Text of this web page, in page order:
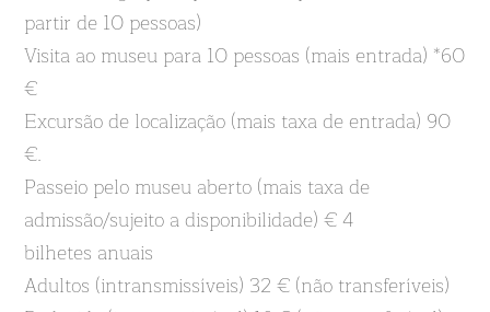
partir de 10 pessoas)
Visita ao museu para 10 pessoas (mais entrada) *60
€
Excursão de localização (mais taxa de entrada) 90
€.
Passeio pelo museu aberto (mais taxa de
admissão/sujeito a disponibilidade) € 4
bilhetes anuais
Adultos (intransmissíveis) 32 € (não transferíveis)